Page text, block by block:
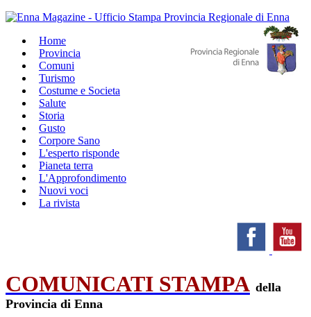
Home
Provincia
Comuni
Turismo
Costume e Societa
Salute
Storia
Gusto
Corpore Sano
L'esperto risponde
Pianeta terra
L'Approfondimento
Nuovi voci
La rivista
COMUNICATI STAMPA della
Provincia di Enna